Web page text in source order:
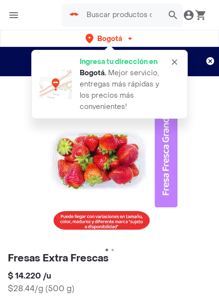
Bogotá
Ingresa tu dirección en
Bogotá. Mejor servicio,
entregas más rápidas y
los precios más
convenientes!
envíos gratis por semanas
Aplican TyC
Fresas Extra Frescas
$ 14.220 /u
$28.44/g (500 g)